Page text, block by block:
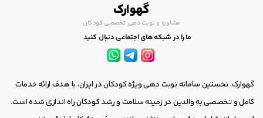
گهوارک
مشاوره و نوبت دهی تخصصی کودکان
ما را در شبکه های اجتماعی دنبال کنید
گهوارک، نخستین سامانه نوبت دهی ویژه کودکان در ایران، با هدف ارائه خدمات
کامل و تخصصی به والدین در زمینه سلامت و رشد کودکان راه اندازی شده است.